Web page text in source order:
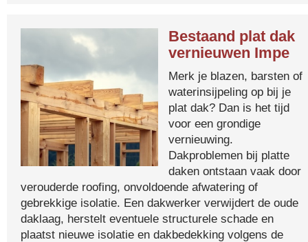
Bestaand plat dak
vernieuwen Impe
Merk je blazen, barsten of
waterinsijpeling op bij je
plat dak? Dan is het tijd
voor een grondige
vernieuwing.
Dakproblemen bij platte
daken ontstaan vaak door
verouderde roofing, onvoldoende afwatering of
gebrekkige isolatie. Een dakwerker verwijdert de oude
daklaag, herstelt eventuele structurele schade en
plaatst nieuwe isolatie en dakbedekking volgens de